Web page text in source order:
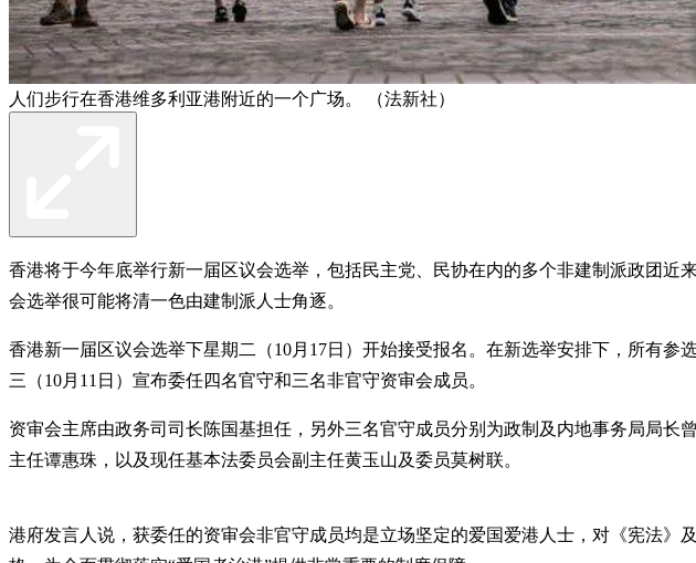
人们步行在香港维多利亚港附近的一个广场。 （法新社）
香港将于今年底举行新一届区议会选举，包括民主党、民协在内的多个非建制派政团
会选举很可能将清一色由建制派人士角逐。
香港新一届区议会选举下星期二（10月17日）开始接受报名。在新选举安排下，所有
三（10月11日）宣布委任四名官守和三名非官守资审会成员。
资审会主席由政务司司长陈国基担任，另外三名官守成员分别为政制及内地事务局局
主任谭惠珠，以及现任基本法委员会副主任黄玉山及委员莫树联。
港府发言人说，获委任的资审会非官守成员均是立场坚定的爱国爱港人士，对《宪法